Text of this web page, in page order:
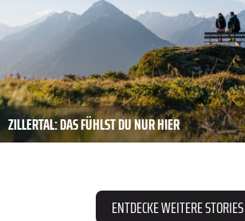
ZILLERTAL: DAS FÜHLST DU NUR HIER
ENTDECKE WEITERE STORIES